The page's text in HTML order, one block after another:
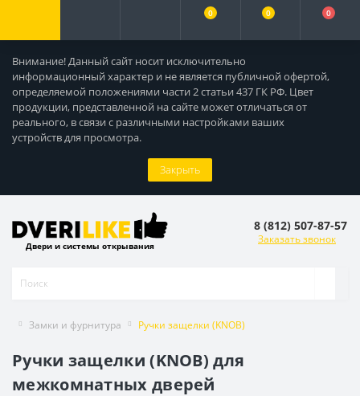
Внимание! Данный сайт носит исключительно
информационный характер и не является публичной офертой,
определяемой положениями части 2 статьи 437 ГК РФ. Цвет
продукции, представленной на сайте может отличаться от
реального, в связи с различными настройками ваших
устройств для просмотра.
Закрыть
0 0 0
Двери и системы открывания
8 (812) 507-87-57
Заказать звонок
Замки и фурнитура Ручки защелки (KNOB)
Ручки защелки (KNOB) для
межкомнатных дверей